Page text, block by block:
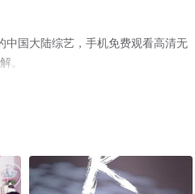
国大陆综艺，手机免费观看高清无
。